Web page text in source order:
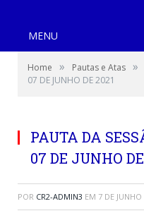
MENU
Home » Pautas e Atas »
07 DE JUNHO DE 2021
PAUTA DA
07 DE JUNHO
POR CR2-ADMIN3 EM 7 DE JUNHO